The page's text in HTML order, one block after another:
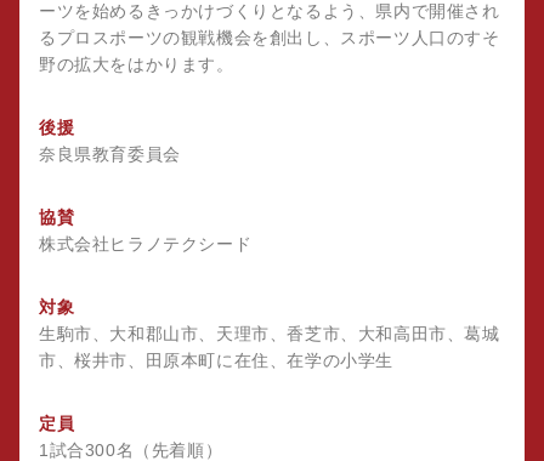
ーツを始めるきっかけづくりとなるよう、県内で開催され
るプロスポーツの観戦機会を創出し、スポーツ人口のすそ
野の拡大をはかります。
後援
奈良県教育委員会
協賛
株式会社ヒラノテクシード
対象
生駒市、大和郡山市、天理市、香芝市、大和高田市、葛城
市、桜井市、田原本町に在住、在学の小学生
定員
1試合300名（先着順）